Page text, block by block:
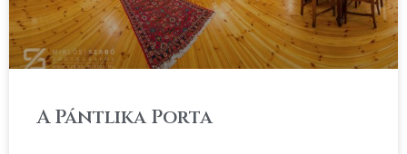
A Pántlika Porta